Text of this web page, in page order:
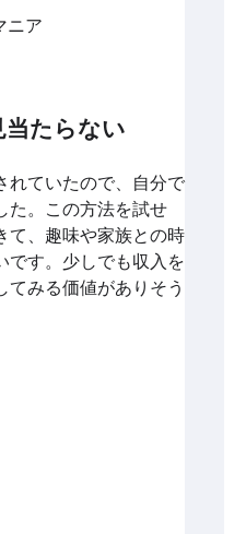
ニア
たらない
れていたので、自分で
た。この方法を試せ
て、趣味や家族との時
です。少しでも収入を
みる価値がありそう